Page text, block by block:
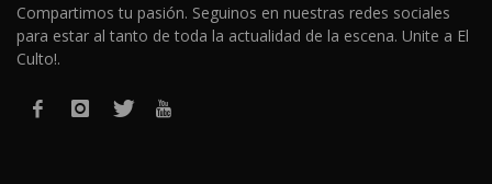
Compartimos tu pasión. Seguinos en nuestras redes sociales
para estar al tanto de toda la actualidad de la escena. Unite a El
Culto!.